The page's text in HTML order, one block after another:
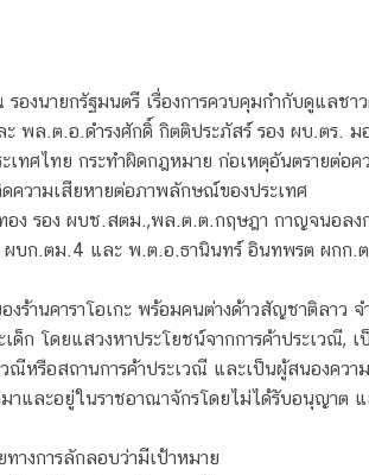
นายกรัฐมนตรี เรื่องการควบคุมกำกับดูแลชาว
ล.ต.อ.ดํารงศักดิ์ กิตติประภัสร์ รอง ผบ.ตร.
ทศไทย กระทำผิดกฎหมาย ก่อเหตุอันตรายต่อ
ความเสียหายต่อภาพลักษณ์ของประเทศ
อง รอง ผบช.สตม.,พล.ต.ต.กฤษฎา กาญจนอ
บก.ตม.4 และ พ.ต.อ.ธานินทร์ อินทพรต ผกก.
านคาราโอเกะ พร้อมคนต่างด้าวสัญชาติลาว
โดยแสวงหาประโยชน์จากการค้าประเวณี, เ
หรือสถานการค้าประเวณี และเป็นผู้สนองควา
และอยู่ในราชอาณาจักรโดยไม่ได้รับอนุญาต
างการลักลอบว่ามีเป้าหมาย